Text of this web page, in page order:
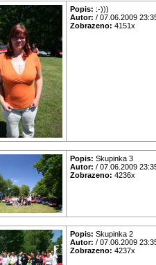
Popis: :-)))
Autor: / 07.06.2009
Zobrazeno: 4151x
Popis: Skupinka 3
Autor: / 07.06.2009
Zobrazeno: 4236x
Popis: Skupinka 2
Autor: / 07.06.2009
Zobrazeno: 4237x